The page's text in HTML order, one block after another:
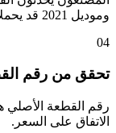
وموديل 2021 قد يحملان نفس الاسم لكن القطعة غير متوافقة.
04
تحقق من رقم
رقم القطعة الأصلي
الاتفاق على السعر.